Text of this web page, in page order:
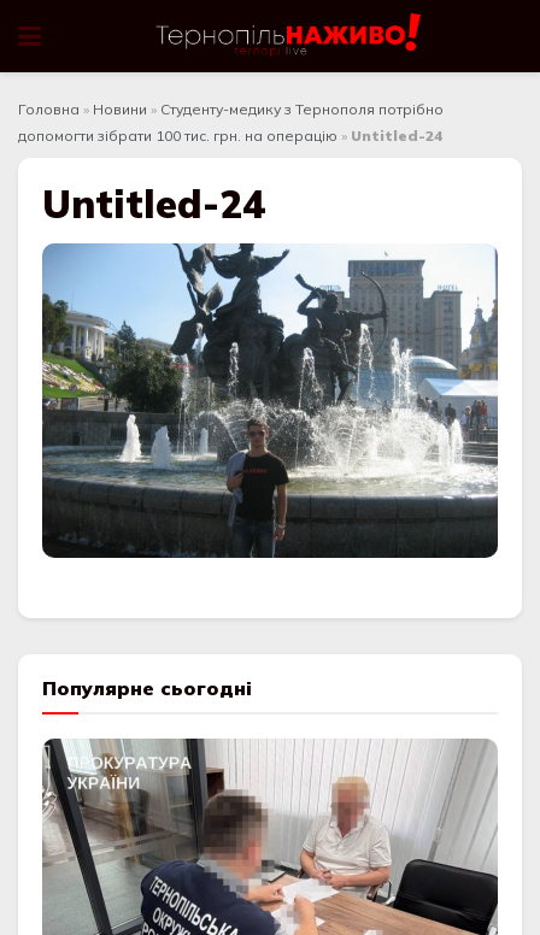
Головна » Новини » Студенту-медику з Тернополя потрібно
допомогти зібрати 100 тис. грн. на операцію » Untitled-24
Untitled-24
Популярне сьогодні